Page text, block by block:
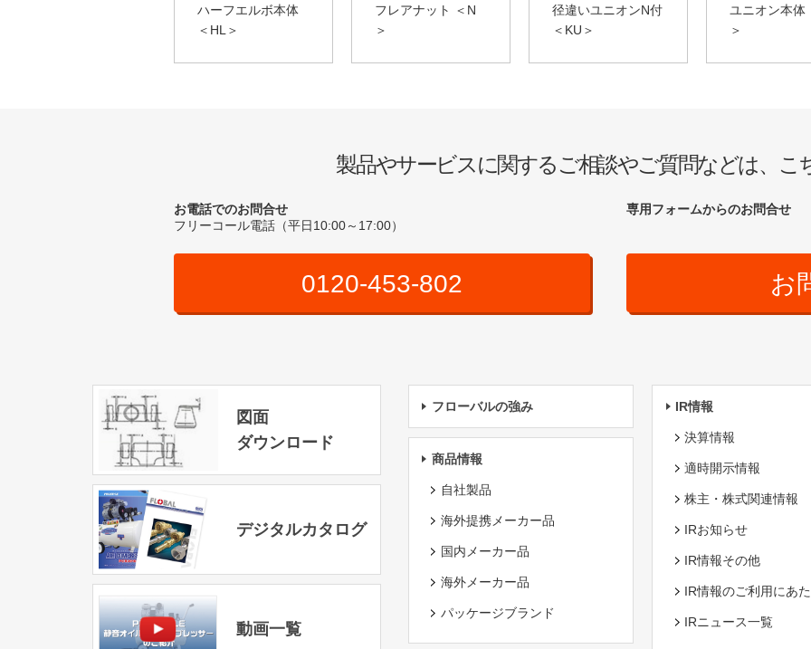
ハーフエルボ本体
＜HL＞
フレアナット ＜N
＞
径違いユニオンN付
＜KU＞
ユニオン本体
＞
製品やサービスに関するご相談やご質問などは、こ
お電話でのお問合せ
フリーコール電話（平日10:00～17:00）
0120-453-802
専用フォームからのお問合せ
お
図面
ダウンロード
デジタルカタログ
動画一覧
フローバルの強み
商品情報
自社製品
海外提携メーカー品
国内メーカー品
海外メーカー品
パッケージブランド
IR情報
決算情報
適時開示情報
株主・株式関連情報
IRお知らせ
IR情報その他
IR情報のご利用にあ
IRニュース一覧